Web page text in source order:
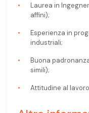
Laurea in
affini);
Esperienza in
industriali;
Buona
simili);
Attitudine al